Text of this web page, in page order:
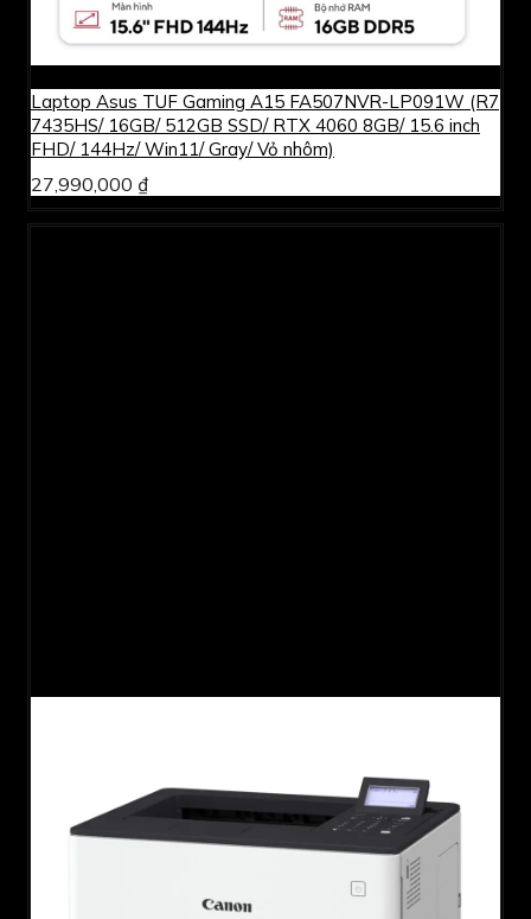
Laptop Asus TUF Gaming A15 FA507NVR-LP091W (R7
7435HS/ 16GB/ 512GB SSD/ RTX 4060 8GB/ 15.6 inch
FHD/ 144Hz/ Win11/ Gray/ Vỏ nhôm)
27,990,000 ₫